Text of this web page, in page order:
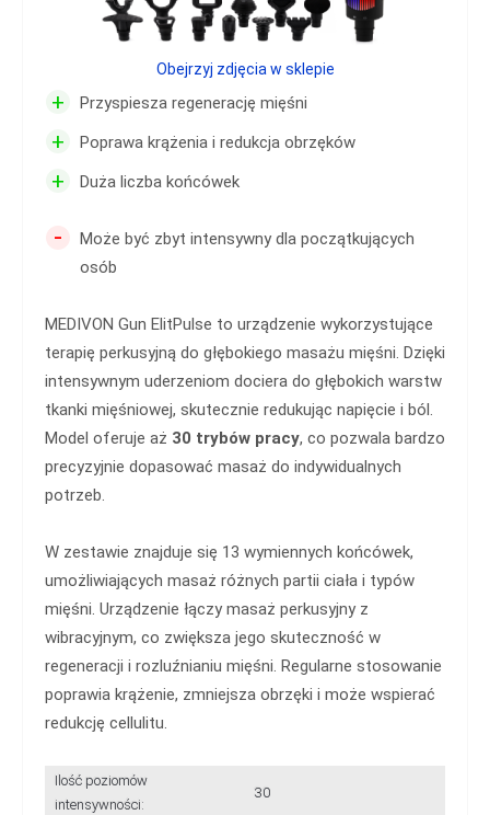
+ Przyspiesza regenerację mięśni
+ Poprawa krążenia i redukcja obrzęków
+ Duża liczba końcówek
-
Może być zbyt intensywny dla początkujących
osób
MEDIVON Gun ElitPulse to urządzenie wykorzystujące
terapię perkusyjną do głębokiego masażu mięśni. Dzięki
intensywnym uderzeniom dociera do głębokich warstw
tkanki mięśniowej, skutecznie redukując napięcie i ból.
Model oferuje aż 30 trybów pracy, co pozwala bardzo
precyzyjnie dopasować masaż do indywidualnych
potrzeb.
W zestawie znajduje się 13 wymiennych końcówek,
umożliwiających masaż różnych partii ciała i typów
mięśni. Urządzenie łączy masaż perkusyjny z
wibracyjnym, co zwiększa jego skuteczność w
regeneracji i rozluźnianiu mięśni. Regularne stosowanie
poprawia krążenie, zmniejsza obrzęki i może wspierać
redukcję cellulitu.
Ilość poziomów
intensywności:
30
Obejrzyj zdjęcia w sklepie